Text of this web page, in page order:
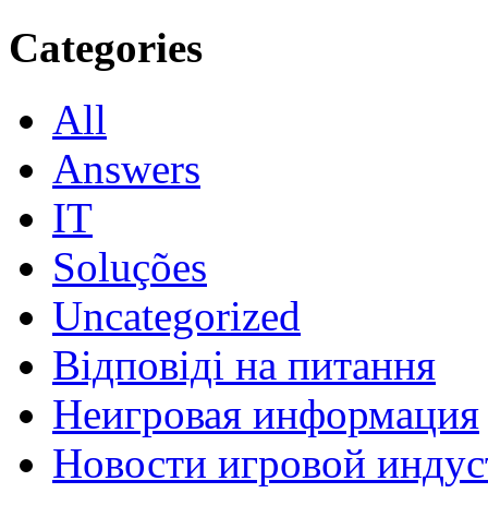
Categories
All
Answers
IT
Soluções
Uncategorized
Відповіді на питання
Неигровая информация
Новости игровой